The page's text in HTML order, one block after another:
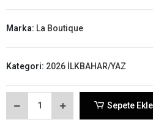
Marka: La Boutique
Kategori: 2026 İLKBAHAR/YAZ
Sepete Ekle